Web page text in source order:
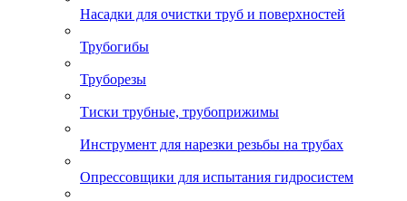
Насадки для очистки труб и поверхностей
Трубогибы
Труборезы
Тиски трубные, трубоприжимы
Инструмент для нарезки резьбы на трубах
Опрессовщики для испытания гидросистем